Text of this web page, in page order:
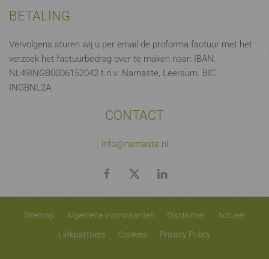
BETALING
Vervolgens sturen wij u per email de proforma factuur met het
verzoek het factuurbedrag over te maken naar: IBAN:
NL49INGB0006152042 t.n.v. Namaste, Leersum. BIC:
INGBNL2A
CONTACT
info@namaste.nl
Sitemap Algemene voorwaarden Disclaimer
Actueel
Linkpartners
Cookies Privacy Policy